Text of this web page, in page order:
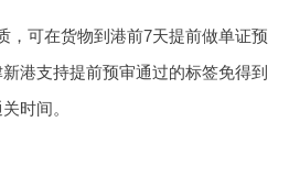
，可在货物到港前7天提前做单证预
港支持提前预审通过的标签免得到
时间。